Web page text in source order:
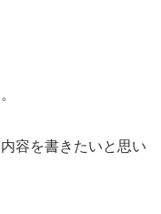
容を書きたいと思い